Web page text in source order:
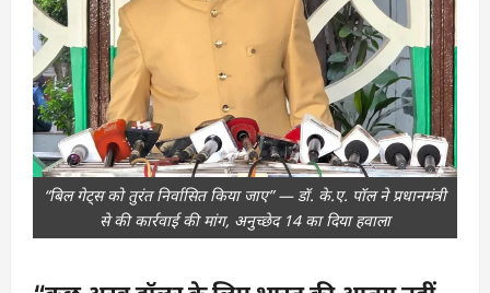
“बिल गेट्स को तुरंत निर्वासित किया जाए” — डॉ. के.ए. पॉल ने प्रधानमंत्री
से की कार्रवाई की मांग, अनुच्छेद 14 का दिया हवाला